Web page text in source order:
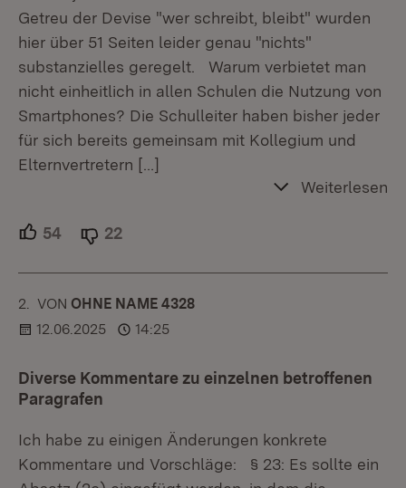
Getreu der Devise "wer schreibt, bleibt" wurden
hier über 51 Seiten leider genau "nichts"
substanzielles geregelt. Warum verbietet man
nicht einheitlich in allen Schulen die Nutzung von
Smartphones? Die Schulleiter haben bisher jeder
für sich bereits gemeinsam mit Kollegium und
Elternvertretern […]
Weiterlesen
54 Unterstützer.
22
2. KOMMENTAR
VON :OHNE NAME 4328
12.06.2025
14:25
Diverse Kommentare zu einzelnen betroffenen
Paragrafen
Ich habe zu einigen Änderungen konkrete
Kommentare und Vorschläge: § 23: Es sollte ein